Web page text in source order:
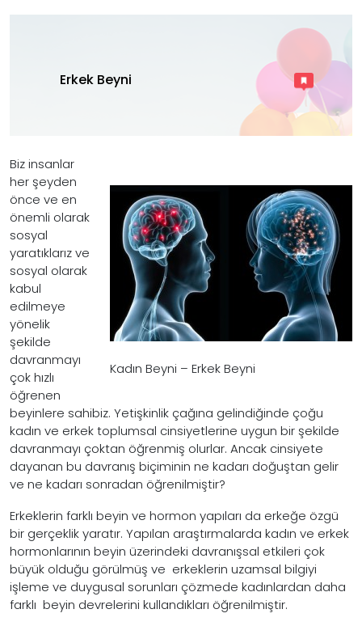
Erkek Beyni
Kadın Beyni – Erkek Beyni
Biz insanlar
her şeyden
önce ve en
önemli olarak
sosyal
yaratıklarız ve
sosyal olarak
kabul
edilmeye
yönelik
şekilde
davranmayı
çok hızlı
öğrenen
beyinlere sahibiz. Yetişkinlik çağına gelindiğinde çoğu
kadın ve erkek toplumsal cinsiyetlerine uygun bir şekilde
davranmayı çoktan öğrenmiş olurlar. Ancak cinsiyete
dayanan bu davranış biçiminin ne kadarı doğuştan gelir
ve ne kadarı sonradan öğrenilmiştir?
Erkeklerin farklı beyin ve hormon yapıları da erkeğe özgü
bir gerçeklik yaratır. Yapılan araştırmalarda kadın ve erkek
hormonlarının beyin üzerindeki davranışsal etkileri çok
büyük olduğu görülmüş ve erkeklerin uzamsal bilgiyi
işleme ve duygusal sorunları çözmede kadınlardan daha
farklı beyin devrelerini kullandıkları öğrenilmiştir.